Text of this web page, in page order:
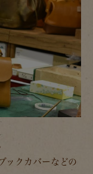
ックカバーなどの